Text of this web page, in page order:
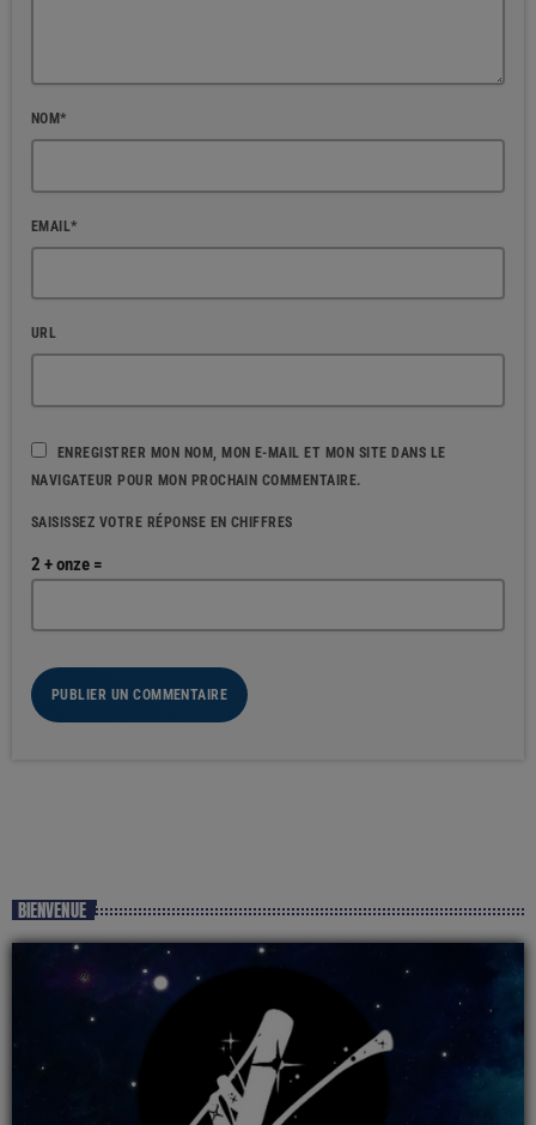
NOM*
EMAIL*
URL
ENREGISTRER MON NOM, MON E-MAIL ET MON SITE DANS LE
NAVIGATEUR POUR MON PROCHAIN COMMENTAIRE.
SAISISSEZ VOTRE RÉPONSE EN CHIFFRES
2 + onze =
BIENVENUE